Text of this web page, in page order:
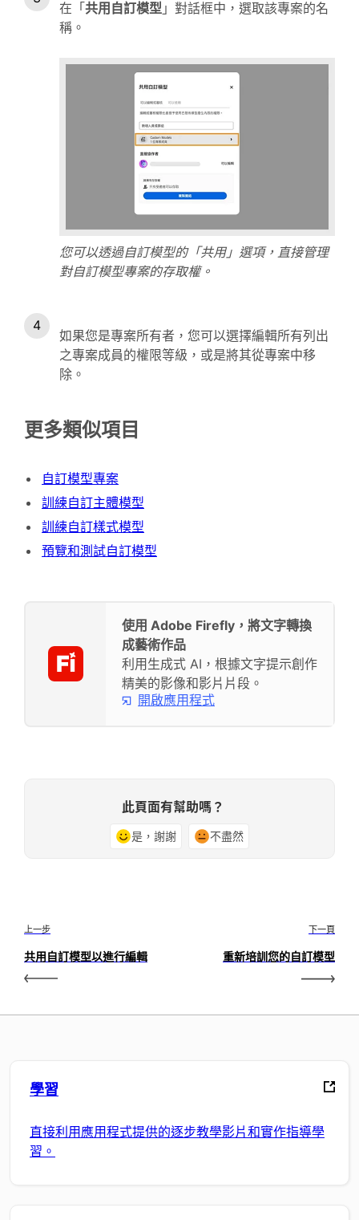
在「共用自訂模型 」對話框中，選取該專案的名
稱。
您可以透過自訂模型的「共用」選項，直接管理
對自訂模型專案的存取權。
如果您是專案所有者，您可以選擇編輯所有列出
之專案成員的權限等級，或是將其從專案中移
除。
更多類似項目
自訂模型專案
訓練自訂主體模型
訓練自訂樣式模型
預覽和測試自訂模型
使用 Adobe Firefly，將文字轉換
成藝術作品
利用生成式 AI，根據文字提示創作
精美的影像和影片片段。
開啟應用程式
此頁面有幫助嗎？
是，謝謝 不盡然
上一步
共用自訂模型以進行編輯
下一頁
重新培訓您的自訂模型
學習
直接利用應用程式提供的逐步教學影片和實作指導學
習。